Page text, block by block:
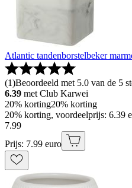
Atlantic tandenborstelbeker
(1)Beoordeeld met 5.0 van de 5
6.39 met Club Karwei
20% korting20% korting
20% korting, voordeelprijs: 6.39
7.99
Prijs: 7.99 euro